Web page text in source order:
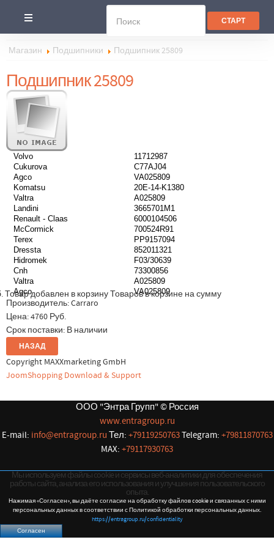
Товар добавлен в корзину Товаров в корзине на сумму
Магазин Подшипники Подшипник 25809
Подшипник 25809
Volvo
11712987
Cukurova
C77AJ04
Agco
VA025809
Komatsu
20E-14-K1380
Valtra
A025809
Landini
3665701M1
Renault - Claas
6000104506
McCormick
700524R91
Terex
PP9157094
Dressta
852011321
Hidromek
F03/30639
Cnh
73300856
Valtra
A025809
Agco
VA025809
Производитель:Carraro
Цена:4760 Руб.
Срок поставки: В наличии
Copyright MAXXmarketing GmbH
JoomShopping Download & Support
ООО "Энтра Групп" © Россия
www.entragroup.ru
E-mail: info@entragroup.ru Тел: +79119250763Telegram: +79811870763
MAX: +79117930763
Мы используем файлы cookie и сервисы веб-аналитики для обеспечения
работы сайта, анализа его использования и улучшения пользовательского
опыта.
Нажимая «Согласен», вы даёте согласие на обработку файлов cookie и связанных с ними
персональных данных в соответствии с Политикой обработки персональных данных.
https://entragroup.ru/confidentiality
Согласен